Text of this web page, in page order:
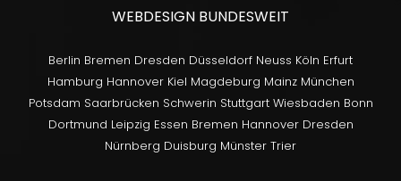
WEBDESIGN BUNDESWEIT
Berlin Bremen Dresden Düsseldorf Neuss Köln Erfurt
Hamburg Hannover Kiel Magdeburg Mainz München
Potsdam Saarbrücken Schwerin Stuttgart Wiesbaden Bonn
Dortmund Leipzig Essen Bremen Hannover Dresden
Nürnberg Duisburg Münster Trier